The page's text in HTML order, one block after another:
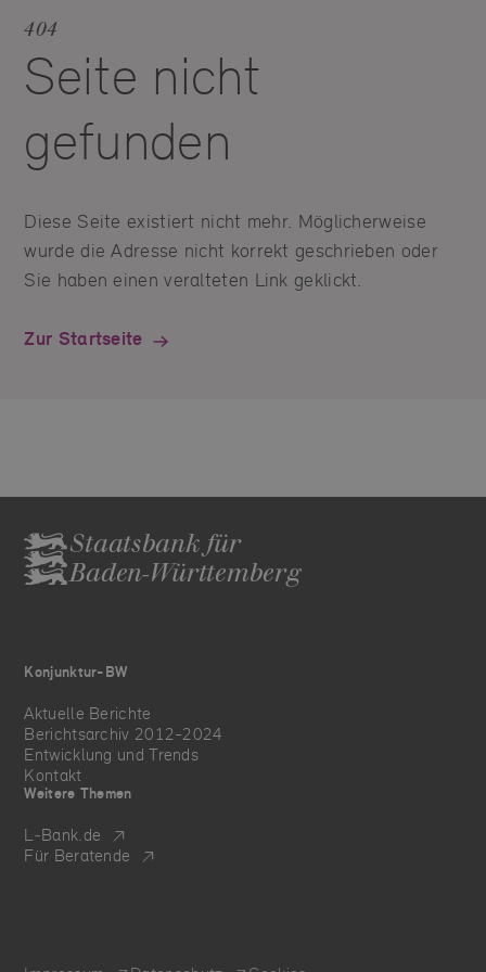
404
Seite nicht
gefunden
Diese Seite existiert nicht mehr. Möglicherweise
wurde die Adresse nicht korrekt geschrieben oder
Sie haben einen veralteten Link geklickt.
Zur Startseite
Staatsbank für
Baden-Württemberg
Konjunktur-BW
Aktuelle Berichte
Berichtsarchiv 2012-2024
Entwicklung und Trends
Kontakt
Weitere Themen
L‑Bank.de
Für Beratende